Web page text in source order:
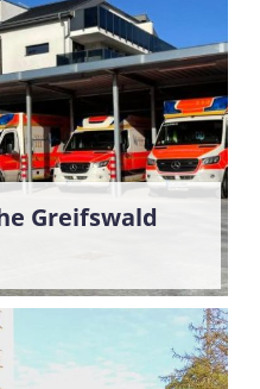
Greifswald